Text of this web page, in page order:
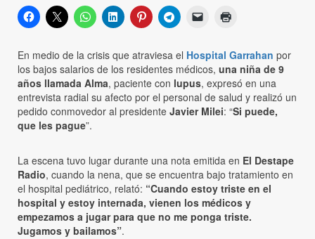
En medio de la crisis que atraviesa el Hospital Garrahan por
los bajos salarios de los residentes médicos, una niña de 9
años llamada Alma, paciente con lupus, expresó en una
entrevista radial su afecto por el personal de salud y realizó un
pedido conmovedor al presidente Javier Milei: “Si puede,
que les pague”.
La escena tuvo lugar durante una nota emitida en El Destape
Radio, cuando la nena, que se encuentra bajo tratamiento en
el hospital pediátrico, relató: “Cuando estoy triste en el
hospital y estoy internada, vienen los médicos y
empezamos a jugar para que no me ponga triste.
Jugamos y bailamos”.